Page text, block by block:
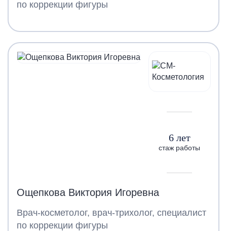
по коррекции фигуры
6 лет
стаж работы
Ощепкова Виктория Игоревна
Врач-косметолог, врач-трихолог, специалист
по коррекции фигуры